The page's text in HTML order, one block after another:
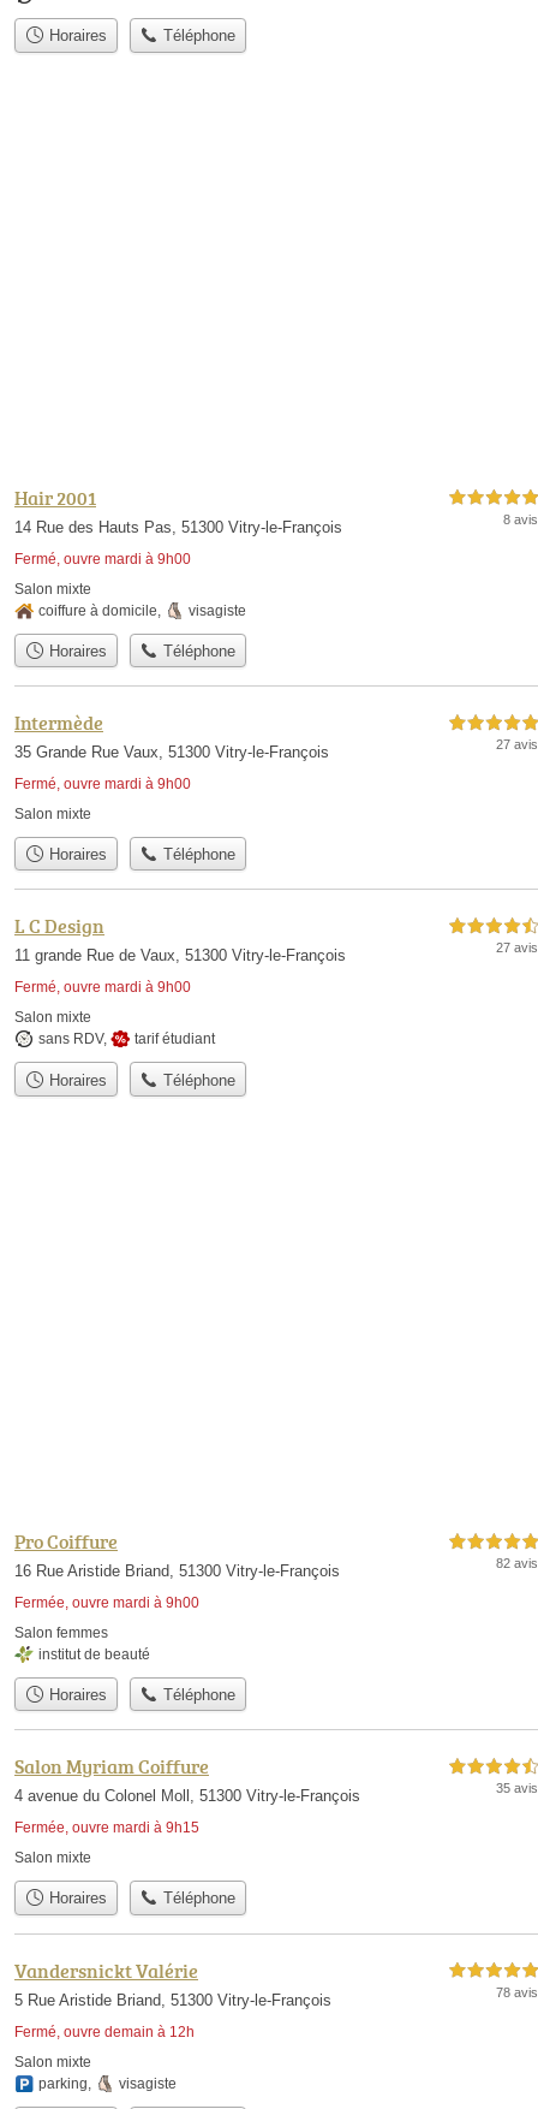
Horaires Téléphone
Hair 2001
14 Rue des Hauts Pas, 51300 Vitry-le-François
Fermé, ouvre mardi à 9h00
5,0 étoiles sur 5
8 avis
Salon mixte
coiffure à domicile
visagiste
Horaires Téléphone
Intermède
35 Grande Rue Vaux, 51300 Vitry-le-François
Fermé, ouvre mardi à 9h00
5,0 étoiles sur 5
27 avis
Salon mixte
Horaires Téléphone
L C Design
11 grande Rue de Vaux, 51300 Vitry-le-François
Fermé, ouvre mardi à 9h00
4,5 étoiles sur 5
27 avis
Salon mixte
sans RDV, tarif étudiant
Horaires Téléphone
Pro Coiffure
16 Rue Aristide Briand, 51300 Vitry-le-François
Fermée, ouvre mardi à 9h00
5,0 étoiles sur 5
82 avis
Salon femmes
institut de beauté
Horaires Téléphone
Salon Myriam Coiffure
4 avenue du Colonel Moll, 51300 Vitry-le-François
Fermée, ouvre mardi à 9h15
4,5 étoiles sur 5
35 avis
Salon mixte
Horaires Téléphone
Vandersnickt Valérie
5 Rue Aristide Briand, 51300 Vitry-le-François
Fermé, ouvre demain à 12h
5,0 étoiles sur 5
78 avis
Salon mixte
parking
visagiste